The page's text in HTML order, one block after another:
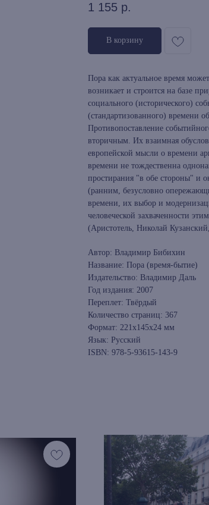
1 155 р.
В корзину
Пора как актуальное время
возникает и строится на базе
социального (исторического)
(стандартизованного) времени
Противопоставление
вторичным. Их взаимная
европейской мысли о времени
времени не тождественна
простирания "в обе стороны" и
(ранним, безусловно
времени, их выбор и
человеческой захваченности
(Аристотель, Николай
Автор: Владимир Бибихин
Название: Пора (время-бытие)
Издательство: Владимир Даль
Год издания: 2007
Переплет: Твёрдый
Количество страниц: 367
Формат: 221x145x24 мм
Язык: Русский
ISBN: 978-5-93615-143-9